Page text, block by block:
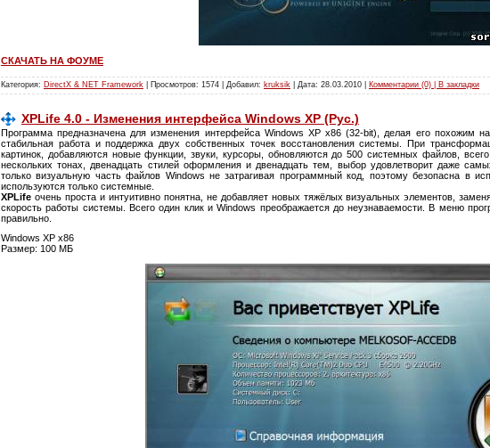
СКАЧАТЬ НА ФОУМЕ
Категория: DirectX & NET Framework | Просмотров: 1574 | Добавил: kruksik | Дата: 28.03.2010 Комментарии (0) | В закладки
XPLife 4.0 - Изменения интерфейса Windows XP (Рус.)
Программа предназначена для изменения интерфейса Windows XP x86 (32-bit), делая его похожим
стабильная работа и поддержка двух собственных точек восстановления системы. При
картинок, добавляются новые функции, звуки, курсоры, обновляются до 500 системных файлов,
нескольких тонах, двенадцать стилей оформления и двенадцать тем, выбор удовлетворит даже
только визуальную часть файлов Windows не затрагивая программный код, поэтому безопасна в
используются только системные.
XPLife очень проста и интуитивно понятна, не добавляет новых тяжёлых визуальных элементов,
скорость работы системы. Всего один клик и Windows преображается до неузнаваемости. В меню
правильно.
Windows XP x86
Размер: 100 МБ